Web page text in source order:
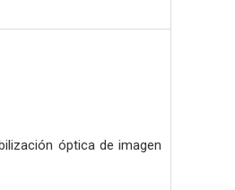
óptica de imagen